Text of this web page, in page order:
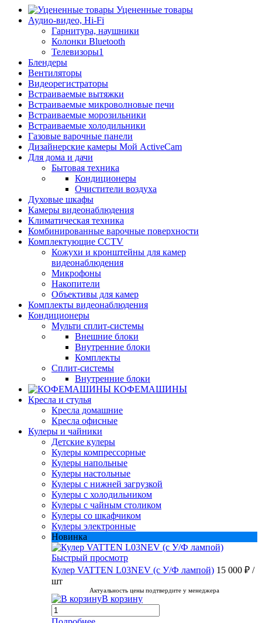
Уцененные товары
Аудио-видео, Hi-Fi
Гарнитура, наушники
Колонки Bluetooth
Телевизоры1
Блендеры
Вентиляторы
Видеорегистраторы
Встраиваемые вытяжки
Встраиваемые микроволновые печи
Встраиваемые морозильники
Встраиваемые холодильники
Газовые варочные панели
Дизайнерские камеры Мой ActiveCam
Для дома и дачи
Бытовая техника
Кондиционеры
Очистители воздуха
Духовые шкафы
Камеры видеонаблюдения
Климатическая техника
Комбинированные варочные поверхности
Комплектующие CCTV
Кожухи и кронштейны для камер
видеонаблюдения
Микрофоны
Накопители
Объективы для камер
Комплекты видеонаблюдения
Кондиционеры
Мульти сплит-системы
Внешние блоки
Внутренние блоки
Комплекты
Сплит-системы
Внутренние блоки
КОФЕМАШИНЫ
Кресла и стулья
Кресла домашние
Кресла офисные
Кулеры и чайники
Детские кулеры
Кулеры компрессорные
Кулеры напольные
Кулеры настольные
Кулеры с нижней загрузкой
Кулеры с холодильником
Кулеры с чайным столиком
Кулеры со шкафчиком
Кулеры электронные
Новинка
Быстрый просмотр
Кулер VATTEN L03NEV (с У/Ф лампой) 15 000 ₽ /
шт
Актуальность цены подтвердите у менеджера
В корзину